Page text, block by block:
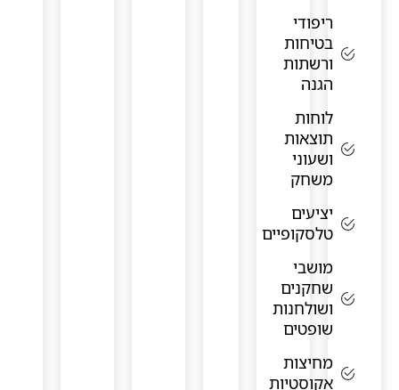
ריפודי
בטיחות
ורשתות
הגנה
לוחות
תוצאות
ושעוני
משחק
יציעים
טלסקופיים
מושבי
שחקנים
ושולחנות
שופטים
מחיצות
אקוסטיות